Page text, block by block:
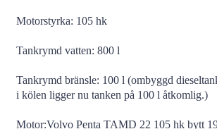
Motorstyrka: 105 hk
Tankrymd vatten: 800 l
Tankrymd bränsle: 100 l (ombyggd
i kölen ligger nu tanken på 100 l åtkomlig.)
Motor:Volvo Penta TAMD 22 105 hk bytt